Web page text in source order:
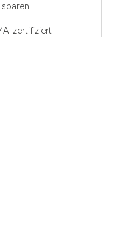
zertifiziert